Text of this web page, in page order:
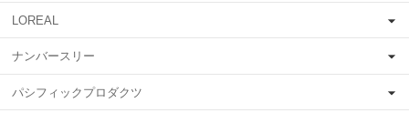
LOREAL
ナンバースリー
パシフィックプロダクツ